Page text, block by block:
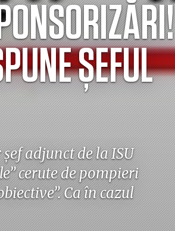
ȘEFUL
adjunct de la ISU
cerute de pompieri
Ca în cazul